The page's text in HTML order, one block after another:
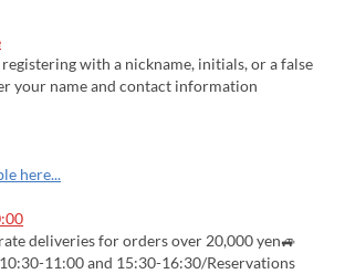
with a nickname, initials, or a false
your name and contact information
here...
deliveries for orders over 20,000 yen🚙
11:00 and 15:30-16:30/Reservations